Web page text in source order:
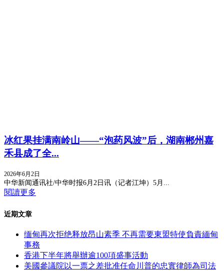
冰红果挂满南岭山——“泡药风波”后，湖南郴州嘉
禾县成了全...
2026年6月2日
中华新闻通讯社/中华时报6月2日讯（记者江坤）5月...
閱讀更多
近期文章
缅甸再次拒绝释放昂山素季 不再需要東盟特使負責緬甸
事務
香港下半年將舉辦逾100項盛事活動
美國參議院以一票之差批准任命川普的忠實律師為司法